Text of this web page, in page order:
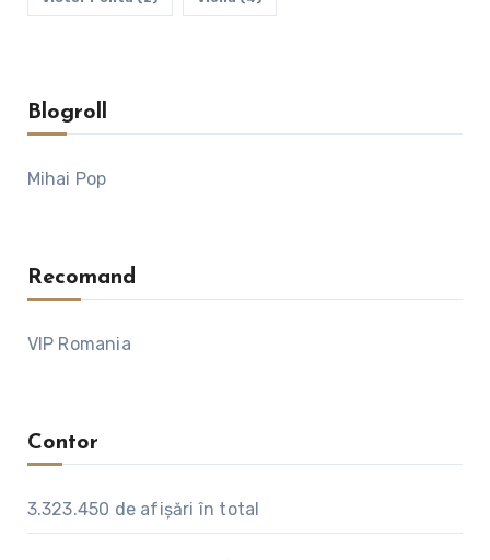
Blogroll
Mihai Pop
Recomand
VIP Romania
Contor
3.323.450 de afişări în total